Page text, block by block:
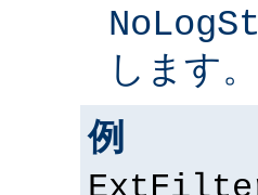
します。
例